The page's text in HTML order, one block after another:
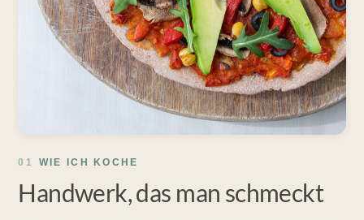
01 WIE ICH KOCHE
Handwerk, das man schmeckt